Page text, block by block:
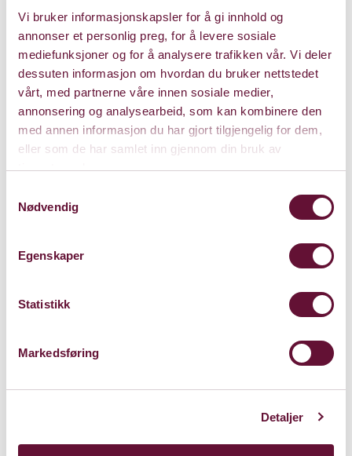
Vi bruker informasjonskapsler for å gi innhold og
annonser et personlig preg, for å levere sosiale
mediefunksjoner og for å analysere trafikken vår. Vi deler
dessuten informasjon om hvordan du bruker nettstedet
vårt, med partnerne våre innen sosiale medier,
annonsering og analysearbeid, som kan kombinere den
med annen informasjon du har gjort tilgjengelig for dem,
eller som de har samlet inn gjennom din bruk av
tjenestene deres.
Nødvendig
Egenskaper
Statistikk
Markedsføring
Detaljer
Jazzfestival